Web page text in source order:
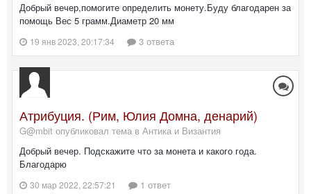
Добрый вечер,помогите определить монету.Буду благодарен за
помощь Вес 5 грамм.Диаметр 20 мм
19 янв 2023, 20:17:34 3 ответа
Атрибуция. (Рим, Юлия Домна, денарий)
G@mbit опубликовал тема в Антика и Византия
Добрый вечер. Подскажите что за монета и какого года.
Благодарю
30 мар 2022, 22:57:21 1 ответ